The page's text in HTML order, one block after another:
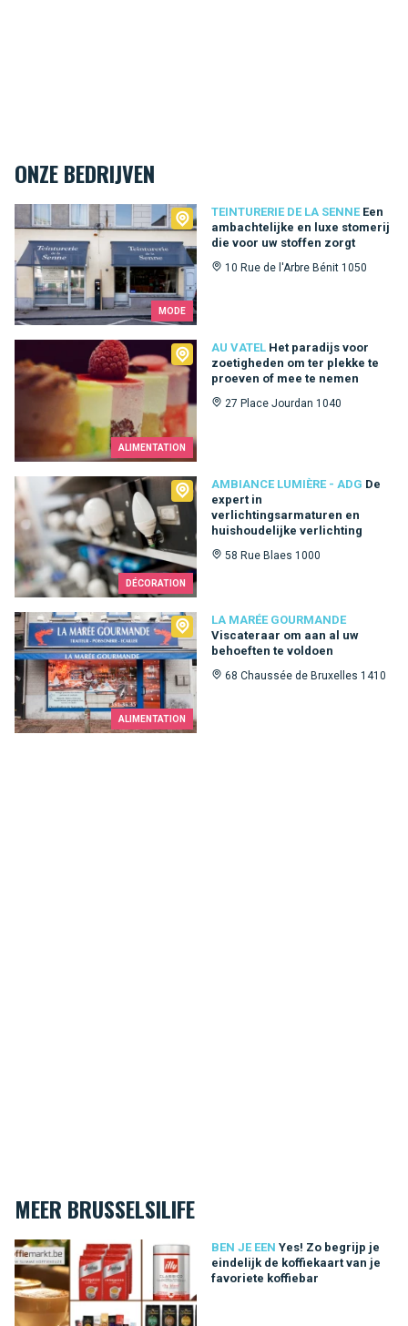
ONZE BEDRIJVEN
MODE
TEINTURERIE DE LA SENNE Een
ambachtelijke en luxe stomerij
die voor uw stoffen zorgt
10 Rue de l'Arbre Bénit 1050
Teinturerie de la Senne
ALIMENTATION
AU VATEL Het paradijs voor
zoetigheden om ter plekke te
proeven of mee te nemen
27 Place Jourdan 1040
DÉCORATION
AMBIANCE LUMIÈRE - ADG De
expert in
verlichtingsarmaturen en
huishoudelijke verlichting
58 Rue Blaes 1000
Ambiance Lumière - ADG
ALIMENTATION
LA MARÉE GOURMANDE
Viscateraar om aan al uw
behoeften te voldoen
68 Chaussée de Bruxelles 1410
La Marée Gourmande
MEER BRUSSELSILIFE
BEN JE EEN Yes! Zo begrijp je
eindelijk de koffiekaart van je
favoriete koffiebar
Yes! Zo begrijp je eindelijk de koffiekaart van je favoriete